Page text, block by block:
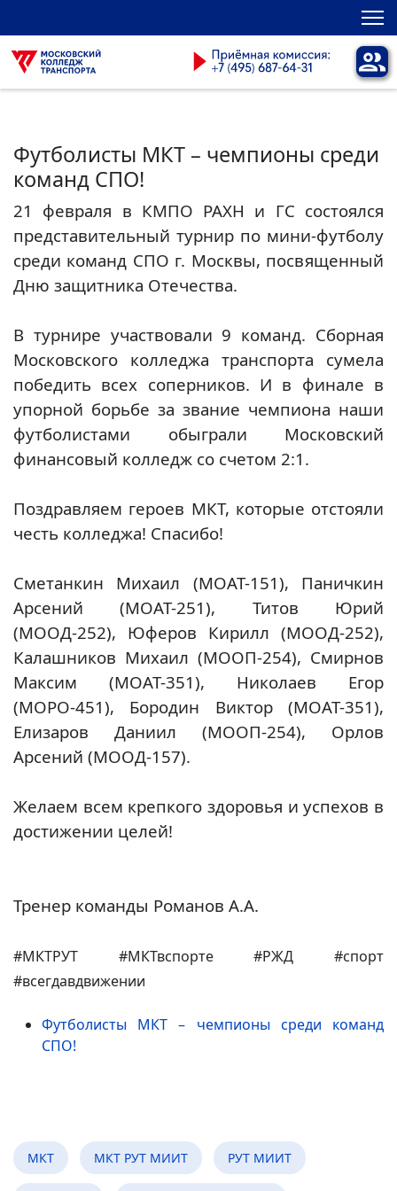
Футболисты МКТ – чемпионы среди
команд СПО!
21 февраля в КМПО РАХН и ГС состоялся
представительный турнир по мини-футболу
среди команд СПО г. Москвы, посвященный
Дню защитника Отечества.
В турнире участвовали 9 команд. Сборная
Московского колледжа транспорта сумела
победить всех соперников. И в финале в
упорной борьбе за звание чемпиона наши
футболистами обыграли Московский
финансовый колледж со счетом 2:1.
Поздравляем героев МКТ, которые отстояли
честь колледжа! Спасибо!
Сметанкин Михаил (МОАТ-151), Паничкин
Арсений (МОАТ-251), Титов Юрий
(МООД-252), Юферов Кирилл (МООД-252),
Калашников Михаил (МООП-254), Смирнов
Максим (МОАТ-351), Николаев Егор
(МОРО-451), Бородин Виктор (МОАТ-351),
Елизаров Даниил (МООП-254), Орлов
Арсений (МООД-157).
Желаем всем крепкого здоровья и успехов в
достижении целей!
Тренер команды Романов А.А.
#МКТРУТ #МКТвспорте #РЖД #спорт
#всегдавдвижении
Футболисты МКТ – чемпионы среди команд
СПО!
МКТ МКТ РУТ МИИТ РУТ МИИТ